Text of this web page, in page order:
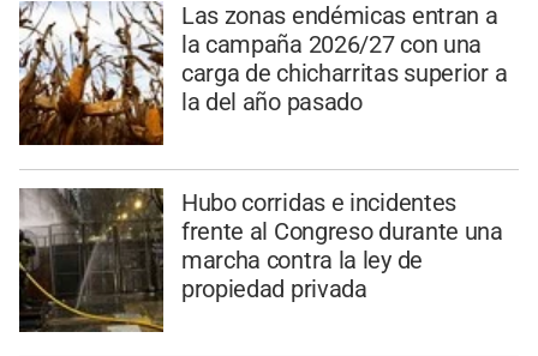
Las zonas endémicas entran a
la campaña 2026/27 con una
carga de chicharritas superior a
la del año pasado
Hubo corridas e incidentes
frente al Congreso durante una
marcha contra la ley de
propiedad privada